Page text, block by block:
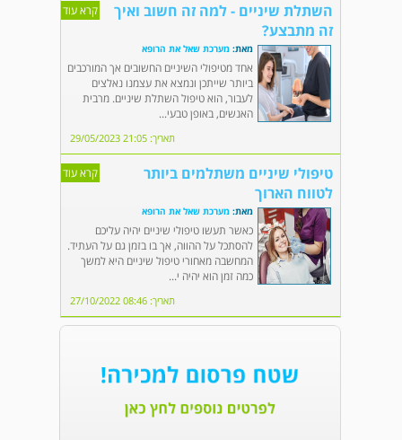
קרא עוד
השתלת שיניים - למה זה חשוב ואיך
זה מתבצע?
מאת:מערכת שאל את הרופא
אחד מטיפולי השיניים החשובים אך המורכבים
ביותר שייתכן ונמצא את עצמנו נאלצים
לעבור, הוא טיפול השתלת שיניים. מרבית
האנשים, באופן טבעי...
תאריך: 21:05 29/05/2023
קרא עוד
טיפולי שיניים משתלמים ביותר
לטווח הארוך
מאת:מערכת שאל את הרופא
כאשר תעשו טיפולי שיניים יהיה עליכם
להסתכל על ההווה, אך בו בזמן גם על העתיד.
המחשבה מאחורי טיפול שיניים היא למשך
כמה זמן הוא יהיה י...
תאריך: 08:46 27/10/2022